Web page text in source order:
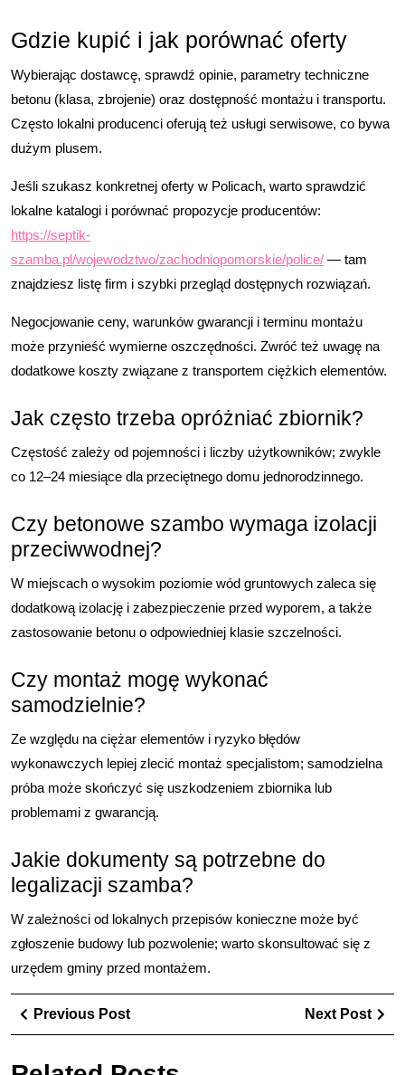
Gdzie kupić i jak porównać oferty
Wybierając dostawcę, sprawdź opinie, parametry techniczne
betonu (klasa, zbrojenie) oraz dostępność montażu i transportu.
Często lokalni producenci oferują też usługi serwisowe, co bywa
dużym plusem.
Jeśli szukasz konkretnej oferty w Policach, warto sprawdzić
lokalne katalogi i porównać propozycje producentów:
https://septik-
szamba.pl/wojewodztwo/zachodniopomorskie/police/ — tam
znajdziesz listę firm i szybki przegląd dostępnych rozwiązań.
Negocjowanie ceny, warunków gwarancji i terminu montażu
może przynieść wymierne oszczędności. Zwróć też uwagę na
dodatkowe koszty związane z transportem ciężkich elementów.
Jak często trzeba opróżniać zbiornik?
Częstość zależy od pojemności i liczby użytkowników; zwykle
co 12–24 miesiące dla przeciętnego domu jednorodzinnego.
Czy betonowe szambo wymaga izolacji
przeciwwodnej?
W miejscach o wysokim poziomie wód gruntowych zaleca się
dodatkową izolację i zabezpieczenie przed wyporem, a także
zastosowanie betonu o odpowiedniej klasie szczelności.
Czy montaż mogę wykonać
samodzielnie?
Ze względu na ciężar elementów i ryzyko błędów
wykonawczych lepiej zlecić montaż specjalistom; samodzielna
próba może skończyć się uszkodzeniem zbiornika lub
problemami z gwarancją.
Jakie dokumenty są potrzebne do
legalizacji szamba?
W zależności od lokalnych przepisów konieczne może być
zgłoszenie budowy lub pozwolenie; warto skonsultować się z
urzędem gminy przed montażem.
Nawigacja
wpisu
Previous PostPrevious
Post
Next Post